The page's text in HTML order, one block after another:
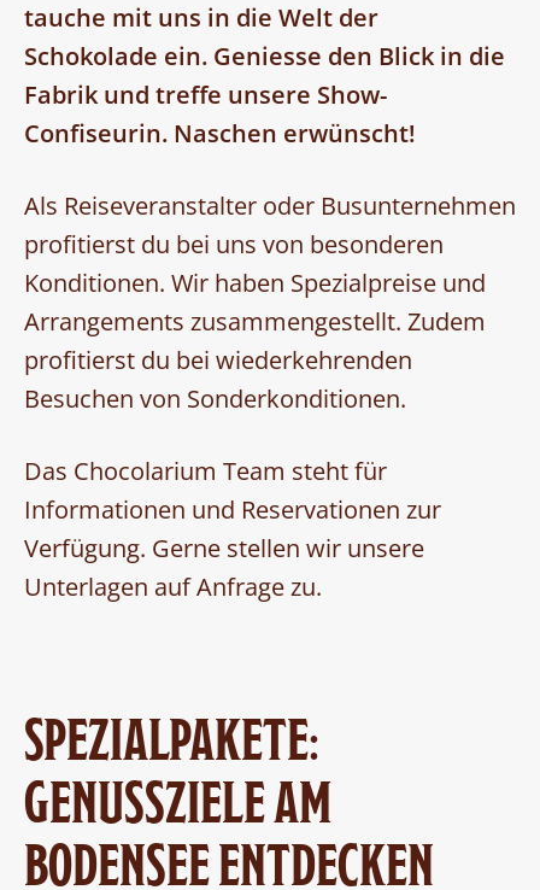
tauche mit uns in die Welt der
Schokolade ein. Geniesse den Blick in die
Fabrik und treffe unsere Show-
Confiseurin. Naschen erwünscht!
Als Reiseveranstalter oder Busunternehmen
profitierst du bei uns von besonderen
Konditionen. Wir haben Spezialpreise und
Arrangements zusammengestellt. Zudem
profitierst du bei wiederkehrenden
Besuchen von Sonderkonditionen.
Das Chocolarium Team steht für
Informationen und Reservationen zur
Verfügung. Gerne stellen wir unsere
Unterlagen auf Anfrage zu.
SPEZIALPAKETE:
GENUSSZIELE AM
BODENSEE ENTDECKEN